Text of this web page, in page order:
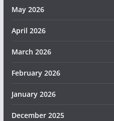
May 2026
April 2026
March 2026
February 2026
January 2026
December 2025